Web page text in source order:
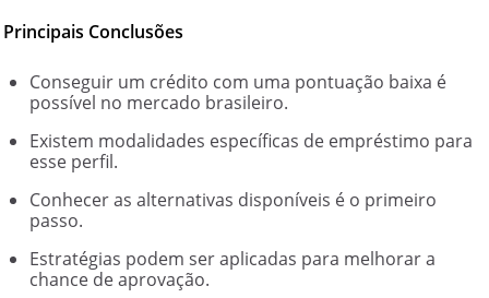
Principais Conclusões
Conseguir um crédito com uma pontuação baixa é
possível no mercado brasileiro.
Existem modalidades específicas de empréstimo para
esse perfil.
Conhecer as alternativas disponíveis é o primeiro
passo.
Estratégias podem ser aplicadas para melhorar a
chance de aprovação.